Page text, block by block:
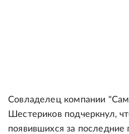
Совладелец компании
Шестериков подчеркнул,
появившихся за последние